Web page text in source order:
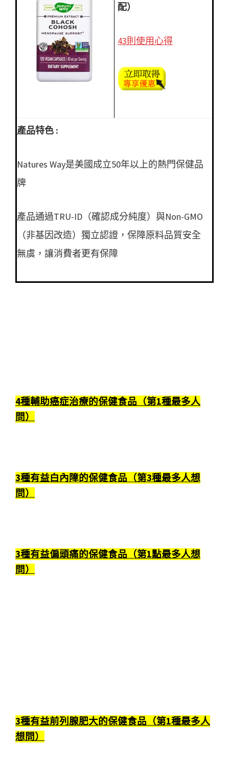
配）
43則使用心得
產品特色 :
Natures Way是美國成立50年以上的熱門保健品
牌
產品通過TRU-ID（確認成分純度）與Non-GMO
（非基因改造）獨立認證，保障原料品質安全
無虞，讓消費者更有保障
4種輔助癌症治療的保健食品（第1種最多人
問）
3種有益白內障的保健食品（第3種最多人想
問）
3種有益偏頭痛的保健食品（第1點最多人想
問）
3種有益前列腺肥大的保健食品（第1種最多人
想問）